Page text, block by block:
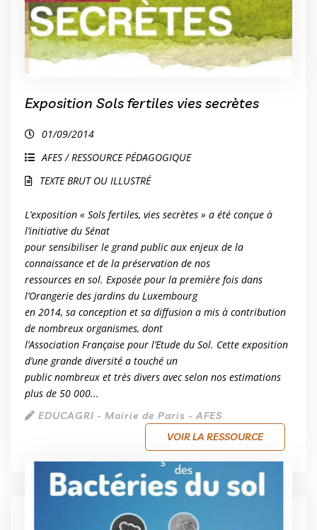
Exposition Sols fertiles vies secrètes
01/09/2014
AFES / RESSOURCE PÉDAGOGIQUE
TEXTE BRUT OU ILLUSTRÉ
L’exposition « Sols fertiles, vies secrètes » a été conçue à
l’initiative du Sénat
pour sensibiliser le grand public aux enjeux de la
connaissance et de la préservation de nos
ressources en sol. Exposée pour la première fois dans
l’Orangerie des jardins du Luxembourg
en 2014, sa conception et sa diffusion a mis à contribution
de nombreux organismes, dont
l’Association Française pour l’Etude du Sol. Cette exposition
d’une grande diversité a touché un
public nombreux et très divers avec selon nos estimations
plus de 50 000...
EDUCAGRI - Mairie de Paris - AFES
VOIR LA RESSOURCE